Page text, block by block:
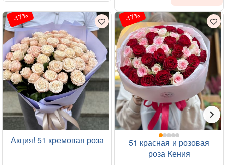
-17%
Акция! 51 кремовая роза
-17%
51 красная и розовая
роза Кения